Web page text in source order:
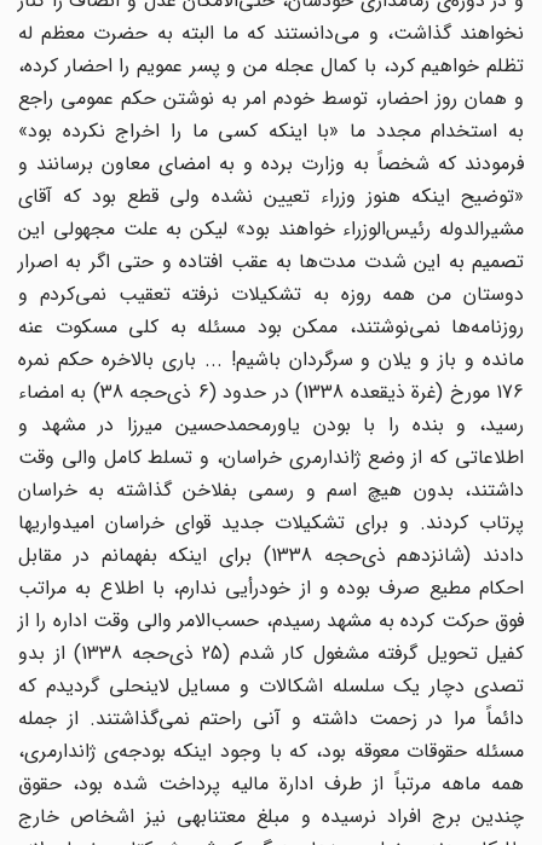
نخواهند گذاشت، و می‌دانستند که ما البته به حضرت معظم له
تظلم خواهیم کرد، با کمال عجله من و پسر عمویم را احضار کرده،
و همان روز احضار، توسط خودم امر به نوشتن حکم عمومی راجع
به استخدام مجدد ما «با اینکه کسی ما را اخراج نکرده بود»
فرمودند که شخصاً به وزارت برده و به امضای معاون برسانند و
«توضیح اینکه هنوز وزراء تعیین نشده ولی قطع بود که آقای
مشیرالدوله رئیس‌الوزراء خواهند بود» لیکن به علت مجهولی این
تصمیم به این شدت مدت‌ها به عقب افتاده و حتی اگر به اصرار
دوستان من همه روزه به تشکیلات نرفته تعقیب نمی‌کردم و
روزنامه‌ها نمی‌نوشتند، ممکن بود مسئله به کلی مسکوت عنه
مانده و باز و یلان و سرگردان باشیم! ... باری بالاخره حکم نمره
176 مورخ (غرة ذیقعده 1338) در حدود (6 ذی‌حجه 38) به امضاء
رسید، و بنده را با بودن یاور‌محمدحسین میرزا در مشهد و
اطلاعاتی که از وضع ژاندارمری خراسان، و تسلط کامل والی وقت
داشتند، بدون هیچ اسم و رسمی بفلاخن گذاشته به خراسان
پرتاب کردند. و برای تشکیلات جدید قوای خراسان امیدواریها
دادند (شانزدهم ذی‌حجه 1338) برای اینکه بفهمانم در مقابل
احکام مطیع صرف بوده و از خود‌رأیی ندارم، با اطلاع به مراتب
فوق حرکت کرده به مشهد رسیدم، حسب‌الامر والی وقت اداره را از
کفیل تحویل گرفته مشغول کار شدم (25 ذی‌حجه 1338) از بدو
تصدی دچار یک سلسله اشکالات و مسایل لاینحلی گردیدم که
دائماً مرا در زحمت داشته و آنی راحتم نمی‌گذاشتند. از جمله
مسئله حقوقات معوقه بود، که با وجود اینکه بودجه‌ی ژاندارمری،
همه ماهه مرتباً از طرف ادارة مالیه پرداخت شده بود، حقوق
چندین برج افراد نرسیده و مبلغ معتنابهی نیز اشخاص خارج